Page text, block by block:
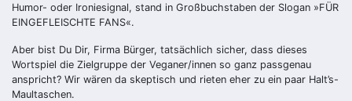
Humor- oder Ironiesignal, stand in Großbuchstaben der Slogan »FÜR
EINGEFLEISCHTE FANS«.
Aber bist Du Dir, Firma Bürger, tatsächlich sicher, dass dieses
Wortspiel die Zielgruppe der Veganer/innen so ganz passgenau
anspricht? Wir wären da skeptisch und rieten eher zu ein paar Halt’s-
Maultaschen.